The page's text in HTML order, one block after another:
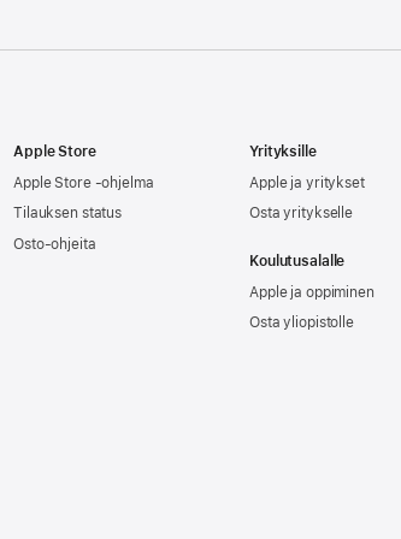
Apple Store
Apple Store -ohjelma
Tilauksen status
Osto-ohjeita
Yrityksille
Apple ja yritykset
Osta yritykselle
Koulutusalalle
Apple ja oppiminen
Osta yliopistolle